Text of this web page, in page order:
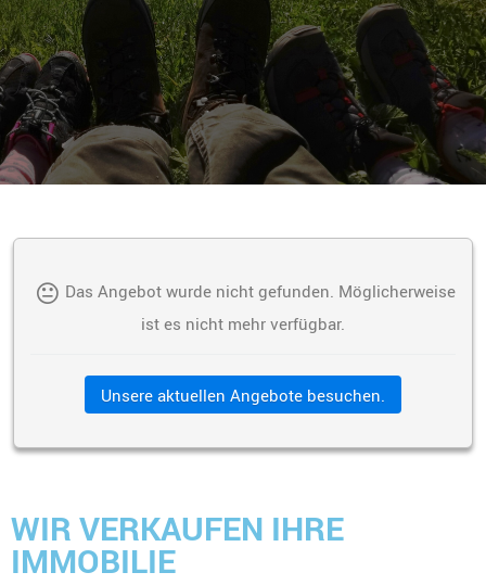
Das Angebot wurde nicht gefunden. Möglicherweise
ist es nicht mehr verfügbar.
Unsere aktuellen Angebote besuchen.
WIR VERKAUFEN IHRE
IMMOBILIE